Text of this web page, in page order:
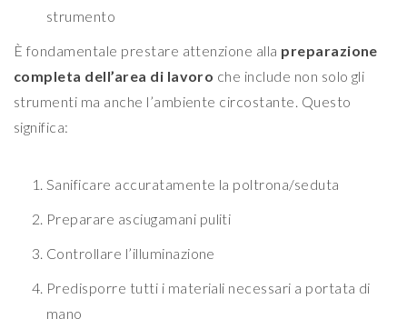
strumento
È fondamentale prestare attenzione alla preparazione
completa dell’area di lavoro che include non solo gli
strumenti ma anche l’ambiente circostante. Questo
significa:
Sanificare accuratamente la poltrona/seduta
Preparare asciugamani puliti
Controllare l’illuminazione
Predisporre tutti i materiali necessari a portata di
mano